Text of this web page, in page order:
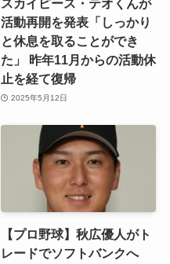
スカイピース・テオくんが
活動再開を発表「しっかり
と休息を取ることができ
た」 昨年11月からの活動休
止を経て復帰
2025年5月12日
【プロ野球】秋広優人がト
レードでソフトバンクへ